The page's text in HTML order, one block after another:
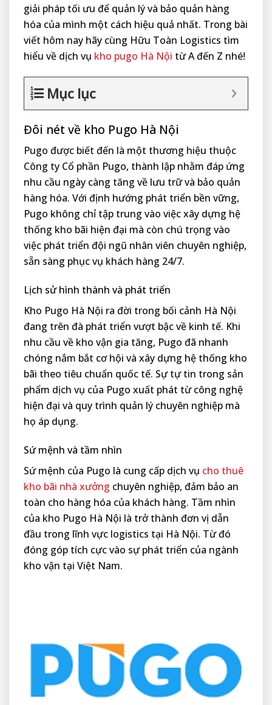
giải pháp tối ưu để quản lý và bảo quản hàng
hóa của mình một cách hiệu quả nhất. Trong bài
viết hôm nay hãy cùng Hữu Toàn Logistics tìm
hiểu về dịch vụ kho pugo Hà Nội từ A đến Z nhé!
Mục lục
Đôi nét về kho Pugo Hà Nội
Pugo được biết đến là một thương hiệu thuộc
Công ty Cổ phần Pugo, thành lập nhằm đáp ứng
nhu cầu ngày càng tăng về lưu trữ và bảo quản
hàng hóa. Với định hướng phát triển bền vững,
Pugo không chỉ tập trung vào việc xây dựng hệ
thống kho bãi hiện đại mà còn chú trọng vào
việc phát triển đội ngũ nhân viên chuyên nghiệp,
sẵn sàng phục vụ khách hàng 24/7.
Lịch sử hình thành và phát triển
Kho Pugo Hà Nội ra đời trong bối cảnh Hà Nội
đang trên đà phát triển vượt bậc về kinh tế. Khi
nhu cầu về kho vận gia tăng, Pugo đã nhanh
chóng nắm bắt cơ hội và xây dựng hệ thống kho
bãi theo tiêu chuẩn quốc tế. Sự tự tin trong sản
phẩm dịch vụ của Pugo xuất phát từ công nghệ
hiện đại và quy trình quản lý chuyên nghiệp mà
họ áp dụng.
Sứ mệnh và tầm nhìn
Sứ mệnh của Pugo là cung cấp dịch vụ cho thuê
kho bãi nhà xưởng chuyên nghiệp, đảm bảo an
toàn cho hàng hóa của khách hàng. Tầm nhìn
của kho Pugo Hà Nội là trở thành đơn vị dẫn
đầu trong lĩnh vực logistics tại Hà Nội. Từ đó
đóng góp tích cực vào sự phát triển của ngành
kho vận tại Việt Nam.